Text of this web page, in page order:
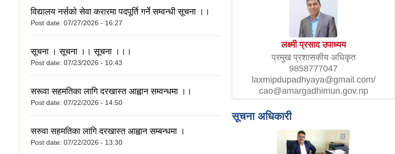
विद्यालय नर्सको सेवा करारमा पदपूर्ति गर्ने सम्वन्धी सूचना ।।
Post date: 07/27/2026 - 16:27
सूचना । सूचना ।। सूचना ।।।
Post date: 07/23/2026 - 10:43
सरूवा सहमतिका लागि दरखास्त आह्वान सम्वन्धमा ।।
Post date: 07/22/2026 - 14:50
सरुवा सहमतिका लागि दरखास्त आह्वान सम्बन्धमा ।
Post date: 07/22/2026 - 13:30
लक्ष्मी प्रसाद उपाध्यय
प्रमुख प्रशासकीय अधिकृत
9858777047
laxmipdupadhyaya@gmail.com/
cao@amargadhimun.gov.np
सूचना अधिकारी